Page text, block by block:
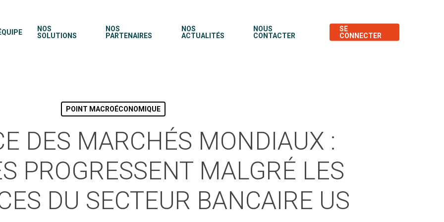
NOS
SOLUTIONS
NOS
PARTENAIRES
NOS
ACTUALITÉS
NOUS
CONTACTER
SE
CONNECTER
POINT MACROÉCONOMIQUE
DES MARCHÉS MONDIAUX :
PROGRESSENT MALGRÉ LES
DU SECTEUR BANCAIRE US